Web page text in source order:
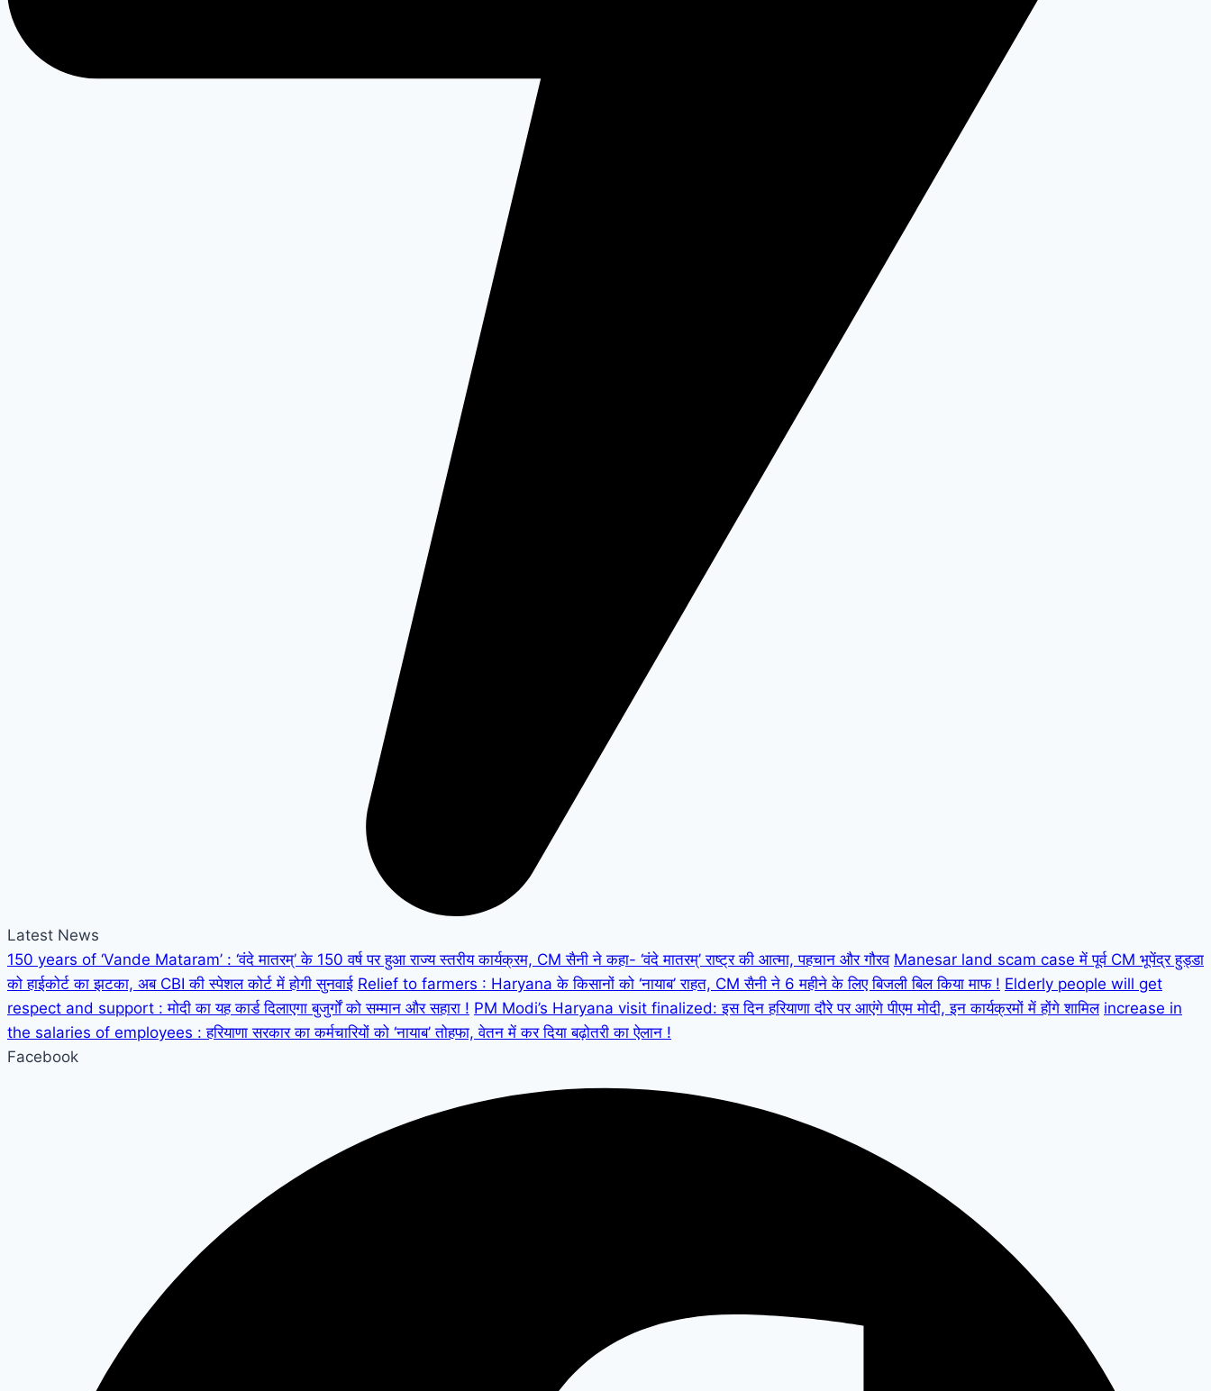
Latest News
150 years of ‘Vande Mataram’ : ‘वंदे मातरम्’ के 150 वर्ष पर हुआ राज्य स्तरीय कार्यक्रम, CM सैनी ने कहा- ‘वंदे मातरम्’ राष्ट्र की आत्मा, पहचान और गौरव Manesar land scam case में पूर्व CM भूपेंद्र हुड्डा
को हाईकोर्ट का झटका, अब CBI की स्पेशल कोर्ट में होगी सुनवाई Relief to farmers : Haryana के किसानों को ‘नायाब’ राहत, CM सैनी ने 6 महीने के लिए बिजली बिल किया माफ ! Elderly people will get
respect and support : मोदी का यह कार्ड दिलाएगा बुजुर्गों को सम्मान और सहारा ! PM Modi’s Haryana visit finalized: इस दिन हरियाणा दौरे पर आएंगे पीएम मोदी, इन कार्यक्रमों में होंगे शामिल increase in
the salaries of employees : हरियाणा सरकार का कर्मचारियों को ‘नायाब’ तोहफा, वेतन में कर दिया बढ़ोतरी का ऐलान !
Facebook